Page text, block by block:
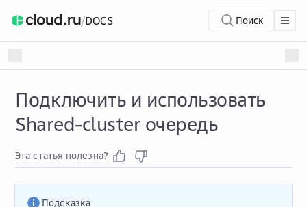
/DOCS Поиск
Подключить и использовать
Shared-cluster очередь
Эта статья полезна?
Подсказка